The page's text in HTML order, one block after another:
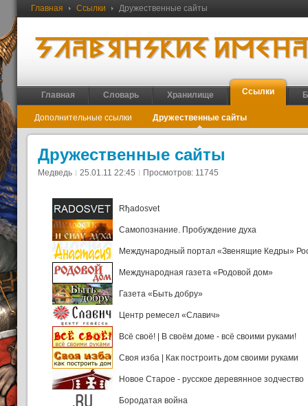
Главная Ссылки Дружественные сайты
Главная Словарь Хранилище Ссылки
Дополнительные ссылки Дружественные сайты
Дружественные сайты
Медведь 25.01.11 22:45 Просмотров: 11745
Rђadosvet
Самопознание. Пробуждение духа
Международный портал «Звенящие Кедры»
Международная газета «Родовой дом»
Газета «Быть добру»
Центр ремесел «Славич»
Всё своё! | В своём доме - всё своими руками!
Своя изба | Как построить дом своими руками
Новое Старое - русское деревянное зодчество
Бородатая война